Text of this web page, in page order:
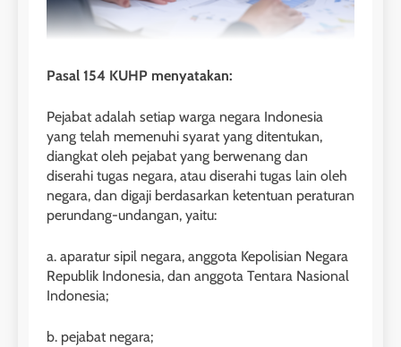
Pasal 154 KUHP menyatakan:
Pejabat adalah setiap warga negara Indonesia
yang telah memenuhi syarat yang ditentukan,
diangkat oleh pejabat yang berwenang dan
diserahi tugas negara, atau diserahi tugas lain oleh
negara, dan digaji berdasarkan ketentuan peraturan
perundang-undangan, yaitu:
a. aparatur sipil negara, anggota Kepolisian Negara
Republik Indonesia, dan anggota Tentara Nasional
Indonesia;
b. pejabat negara;